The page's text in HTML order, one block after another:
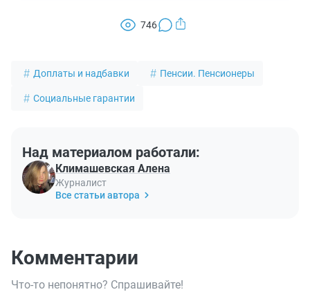
746
Доплаты и надбавки Пенсии. Пенсионеры
Социальные гарантии
Над материалом работали:
Климашевская Алена
Журналист
Все статьи автора
Комментарии
Что-то непонятно? Спрашивайте!